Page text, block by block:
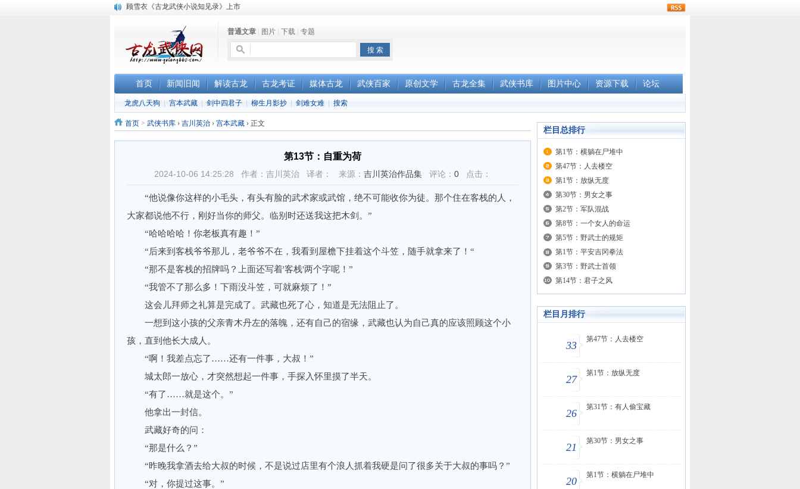
顾雪衣《古龙武侠小说知见录》上市
《古龙小说原貌探究》修订版已上市普通文章 图片 下载 专题
首页 新闻旧闻 解读古龙 古龙考证 媒体古龙 武侠百家 原创文学 古龙全集 武侠书库 图片中心 资源下载 论坛
龙虎八天狗 宫本武藏 剑中四君子 柳生月影抄 剑难女难 搜索
首页 > 武侠书库 › 吉川英治 › 宫本武藏 › 正文
第13节：自重为荷
2024-10-06 14:25:28 作者：吉川英治 译者： 来源： 吉川英治作品集 评论： 0 点击：
“他说像你这样的小毛头，有头有脸的武术家或武馆，绝不可能收你为徒。那个住在客栈的人，
大家都说他不行，刚好当你的师父。临别时还送我这把木剑。”
“哈哈哈哈！你老板真有趣！”
“后来到客栈爷爷那儿，老爷爷不在，我看到屋檐下挂着这个斗笠，随手就拿来了！“
“那不是客栈的招牌吗？上面还写着'客栈'两个字呢！”
“我管不了那么多！下雨没斗笠，可就麻烦了！”
这会儿拜师之礼算是完成了。武藏也死了心，知道是无法阻止了。
一想到这小孩的父亲青木丹左的落魄，还有自己的宿缘，武藏也认为自己真的应该照顾这个小
孩，直到他长大成人。
“啊！我差点忘了……还有一件事，大叔！”
城太郎一放心，才突然想起一件事，手探入怀里摸了半天。
“有了……就是这个。”
他拿出一封信。
武藏好奇的问：
“那是什么？”
“昨晚我拿酒去给大叔的时候，不是说过店里有个浪人抓着我硬是问了很多关于大叔的事吗？”
“对，你提过这事。”
栏目总排行
第1节：横躺在尸堆中
第47节：人去楼空
第1节：放纵无度
第30节：男女之事
第2节：军队混战
第8节：一个女人的命运
第5节：野武士的规矩
第1节：平安吉冈拳法
第3节：野武士首领
第14节：君子之风
栏目月排行
33
第47节：人去楼空
27
第1节：放纵无度
26
第31节：有人偷宝藏
21
第30节：男女之事
20
第1节：横躺在尸堆中